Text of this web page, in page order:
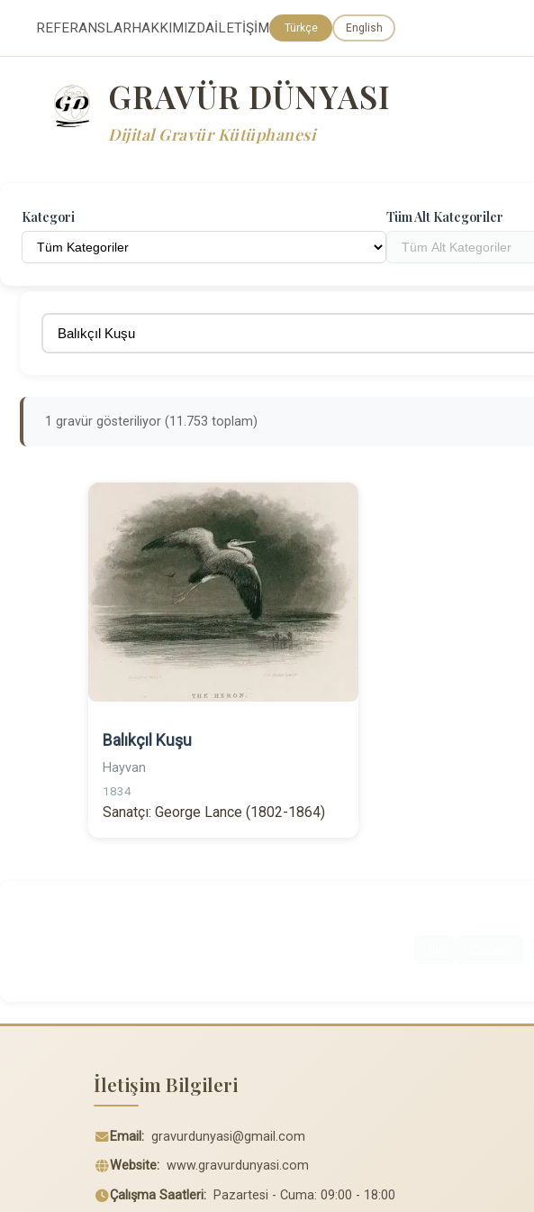
REFERANSLARHAKKIMIZDAİLETİŞİM Türkçe English
GRAVÜR DÜNYASI
Dijital Gravür Kütüphanesi
Kategori Tüm Alt Kategoriler
1 gravür gösteriliyor (11.753 toplam)
Balıkçıl Kuşu
Hayvan
1834
Sanatçı: George Lance (1802-1864)
İletişim Bilgileri
Email: gravurdunyasi@gmail.com
Website: www.gravurdunyasi.com
Çalışma Saatleri: Pazartesi - Cuma: 09:00 - 18:00